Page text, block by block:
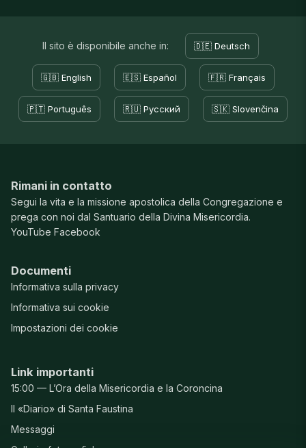
Il sito è disponibile anche in: 🇩🇪 Deutsch
🇬🇧 English 🇪🇸 Español 🇫🇷 Français
🇵🇹 Português 🇷🇺 Русский 🇸🇰 Slovenčina
Rimani in contatto
Segui la vita e la missione apostolica della Congregazione e
prega con noi dal Santuario della Divina Misericordia.
YouTube Facebook
Documenti
Informativa sulla privacy
Informativa sui cookie
Impostazioni dei cookie
Link importanti
15:00 — L’Ora della Misericordia e la Coroncina
Il «Diario» di Santa Faustina
Messaggi